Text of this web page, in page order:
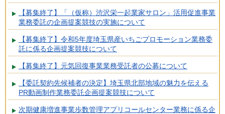
【募集終了】「（仮称）渋沢栄一起業家サロン」活用促進事業
業務委託の企画提案競技の実施について
【募集終了】令和5年度埼玉県産いちごプロモーション業務委
託に係る企画提案競技について
【募集終了】元気回復事業業務受託者の公募について
【委託契約先候補者の決定】埼玉県北部地域の魅力を伝える
PR動画制作業務委託企画提案競技について
次期健康増進事業歩数管理アプリコールセンター業務に係る企